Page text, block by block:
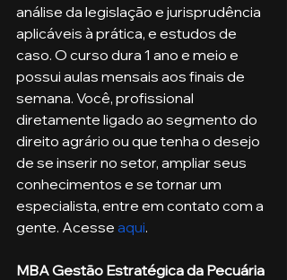
análise da legislação e jurisprudência
aplicáveis à prática, e estudos de
caso. O curso dura 1 ano e meio e
possui aulas mensais aos finais de
semana. Você, profissional
diretamente ligado ao segmento do
direito agrário ou que tenha o desejo
de se inserir no setor, ampliar seus
conhecimentos e se tornar um
especialista, entre em contato com a
gente. Acesse aqui.
MBA Gestão Estratégica da Pecuária